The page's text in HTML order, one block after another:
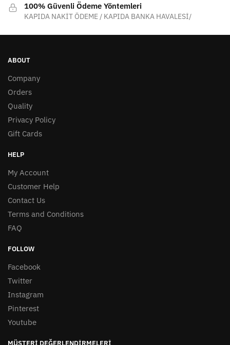
100% Güvenli Ödeme Yöntemleri
KAPIDA NAKİT ÖDEME / KAPIDA BANKA HAVALESİ/
ABOUT
Company
Orders
Quality
Privacy Policy
Gift Cards
HELP
My Account
Customer Help
Contact Us
Terms and Conditions
FAQ
FOLLOW
Facebook
Twitter
Instagram
Pinterest
Youtube